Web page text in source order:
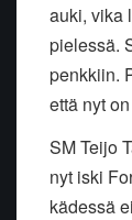
auki, vika
pielessä.
penkkiin.
että nyt
SM Teijo
nyt iski
kädessä